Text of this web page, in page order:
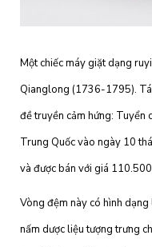
Một chiếc máy giặt dạng
Qianglong (1736-1795).
đề truyền cảm hứng: Tuyển
Trung Quốc vào ngày 10
và được bán với giá
Vòng đệm này có hình
nấm dược liệu tượng trưng